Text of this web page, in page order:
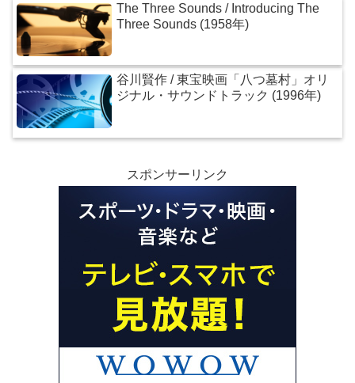
The Three Sounds / Introducing The
Three Sounds (1958年)
谷川賢作 / 東宝映画「八つ墓村」オリ
ジナル・サウンドトラック (1996年)
スポンサーリンク